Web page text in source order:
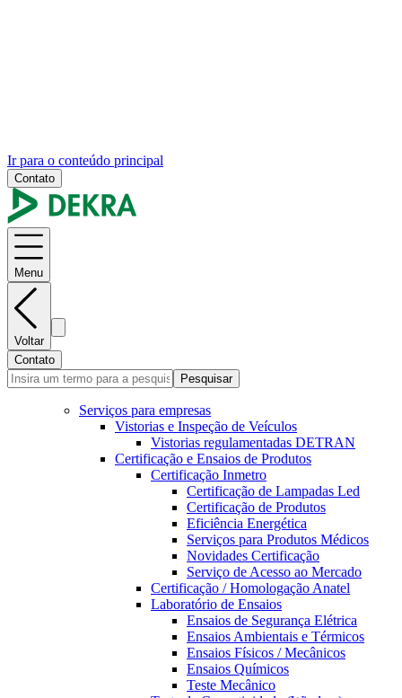
Ir para o conteúdo principal
Contato
Menu
Voltar
Contato
Pesquisar
Serviços para empresas
Vistorias e Inspeção de Veículos
Vistorias regulamentadas DETRAN
Certificação e Ensaios de Produtos
Certificação Inmetro
Certificação de Lampadas Led
Certificação de Produtos
Eficiência Energética
Serviços para Produtos Médicos
Novidades Certificação
Serviço de Acesso ao Mercado
Certificação / Homologação Anatel
Laboratório de Ensaios
Ensaios de Segurança Elétrica
Ensaios Ambientais e Térmicos
Ensaios Físicos / Mecânicos
Ensaios Químicos
Teste Mecânico